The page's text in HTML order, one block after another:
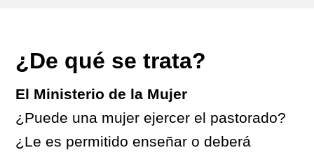
¿De qué se trata?
El Ministerio de la Mujer
¿Puede una mujer ejercer el pastorado?
¿Le es permitido enseñar o deberá